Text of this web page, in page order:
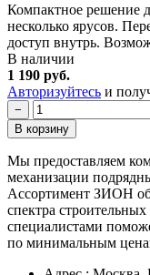
Компактное решение
несколько ярусов.
доступ внутрь.
В наличии
1 190 руб.
Авторизуйтесь и
−
В корзину
Мы предоставляем
механизации
Ассортимент ЗИОН
спектра
специалистами
по минимальным